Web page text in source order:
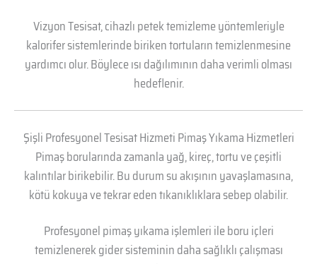
Vizyon Tesisat, cihazlı petek temizleme yöntemleriyle
kalorifer sistemlerinde biriken tortuların temizlenmesine
yardımcı olur. Böylece ısı dağılımının daha verimli olması
hedeflenir.
Şişli Profesyonel Tesisat Hizmeti Pimaş Yıkama Hizmetleri
Pimaş borularında zamanla yağ, kireç, tortu ve çeşitli
kalıntılar birikebilir. Bu durum su akışının yavaşlamasına,
kötü kokuya ve tekrar eden tıkanıklıklara sebep olabilir.
Profesyonel pimaş yıkama işlemleri ile boru içleri
temizlenerek gider sisteminin daha sağlıklı çalışması